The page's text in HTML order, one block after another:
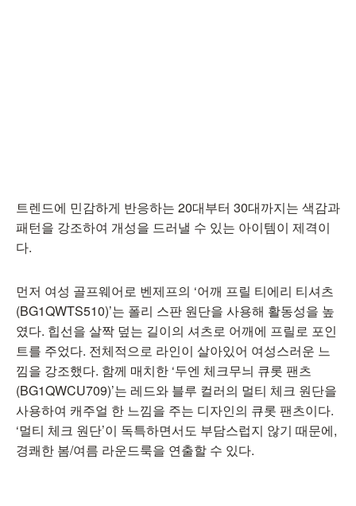
트렌드에 민감하게 반응하는 20대부터 30대까지는 색감과
패턴을 강조하여 개성을 드러낼 수 있는 아이템이 제격이
다.
먼저 여성 골프웨어로 벤제프의 ‘어깨 프릴 티에리 티셔츠
(BG1QWTS510)’는 폴리 스판 원단을 사용해 활동성을 높
였다. 힙선을 살짝 덮는 길이의 셔츠로 어깨에 프릴로 포인
트를 주었다. 전체적으로 라인이 살아있어 여성스러운 느
낌을 강조했다. 함께 매치한 ‘두엔 체크무늬 큐롯 팬츠
(BG1QWCU709)’는 레드와 블루 컬러의 멀티 체크 원단을
사용하여 캐주얼 한 느낌을 주는 디자인의 큐롯 팬츠이다.
‘멀티 체크 원단’이 독특하면서도 부담스럽지 않기 때문에,
경쾌한 봄/여름 라운드룩을 연출할 수 있다.